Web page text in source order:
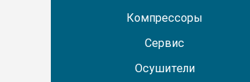
Компрессоры
Сервис
Осушители